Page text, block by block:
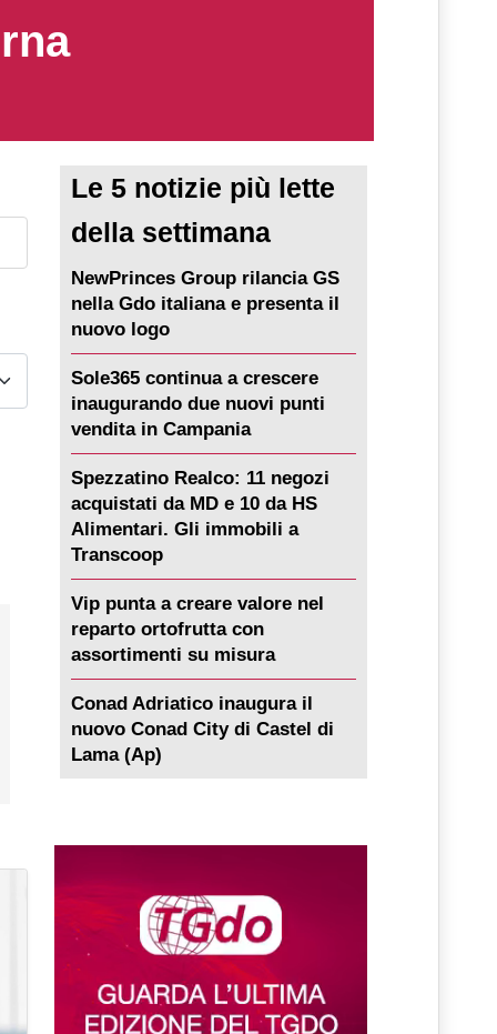
Le 5 notizie più lette
della settimana
NewPrinces Group rilancia GS
nella Gdo italiana e presenta il
nuovo logo
Sole365 continua a crescere
inaugurando due nuovi punti
vendita in Campania
Spezzatino Realco: 11 negozi
acquistati da MD e 10 da HS
Alimentari. Gli immobili a
Transcoop
Vip punta a creare valore nel
reparto ortofrutta con
assortimenti su misura
Conad Adriatico inaugura il
nuovo Conad City di Castel di
Lama (Ap)